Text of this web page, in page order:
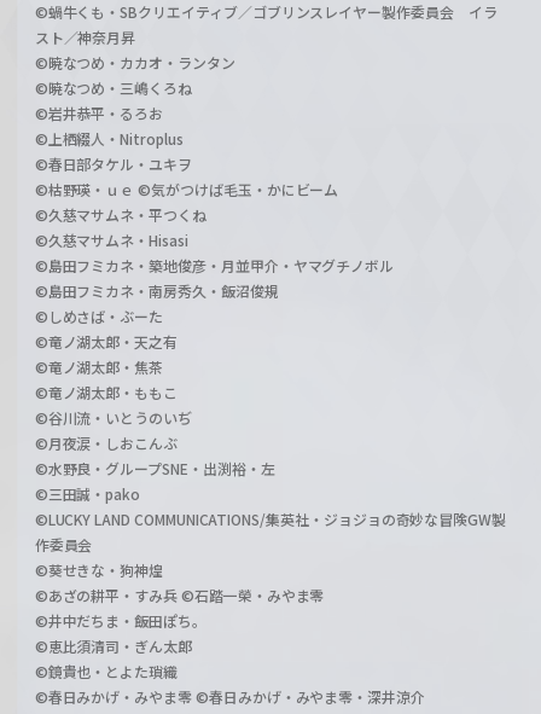
©蝸牛くも・SBクリエイティブ／ゴブリンスレイヤー製作委員会 イラ
スト／神奈月昇
©暁なつめ・カカオ・ランタン
©暁なつめ・三嶋くろね
©岩井恭平・るろお
©上栖綴人・Nitroplus
©春日部タケル・ユキヲ
©枯野瑛・ｕｅ ©気がつけば毛玉・かにビーム
©久慈マサムネ・平つくね
©久慈マサムネ・Hisasi
©島田フミカネ・築地俊彦・月並甲介・ヤマグチノボル
©島田フミカネ・南房秀久・飯沼俊規
©しめさば・ぶーた
©竜ノ湖太郎・天之有
©竜ノ湖太郎・焦茶
©竜ノ湖太郎・ももこ
©谷川流・いとうのいぢ
©月夜涙・しおこんぶ
©水野良・グループSNE・出渕裕・左
©三田誠・pako
©LUCKY LAND COMMUNICATIONS/集英社・ジョジョの奇妙な冒険GW製
作委員会
©葵せきな・狗神煌
©あざの耕平・すみ兵 ©石踏一榮・みやま零
©井中だちま・飯田ぽち。
©恵比須清司・ぎん太郎
©鏡貴也・とよた瑣織
©春日みかげ・みやま零 ©春日みかげ・みやま零・深井涼介